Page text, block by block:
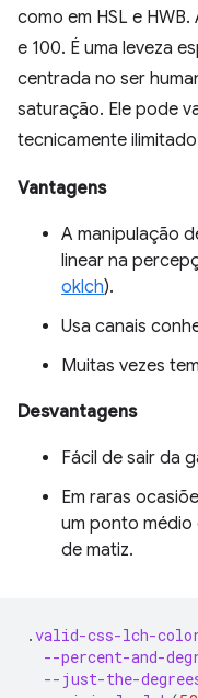
como em HSL e
e 100. É uma leveza
centrada no ser
saturação. Ele pode
tecnicamente
Vantagens
A manipulação
linear na
oklch).
Usa canais
Muitas vezes
Desvantagens
Fácil de sair da
Em raras
um ponto médio
de matiz.
.valid-css-lch-
--percent-and-
--just-the-